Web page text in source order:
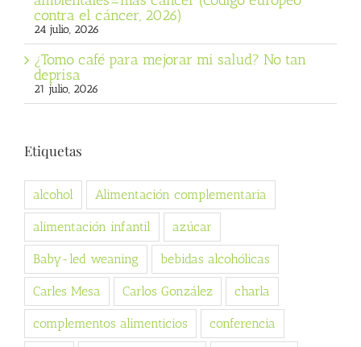
contra el cáncer, 2026)
24 julio, 2026
¿Tomo café para mejorar mi salud? No tan
deprisa
21 julio, 2026
Etiquetas
alcohol Alimentación complementaria
alimentación infantil azúcar
Baby-led weaning bebidas alcohólicas
Carles Mesa Carlos González charla
complementos alimenticios conferencia